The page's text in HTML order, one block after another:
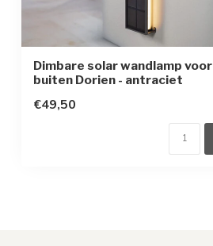
Beschermingsklasse
Type batterij
Dimbare solar wandlamp voor
buiten Dorien - antraciet
€49,50